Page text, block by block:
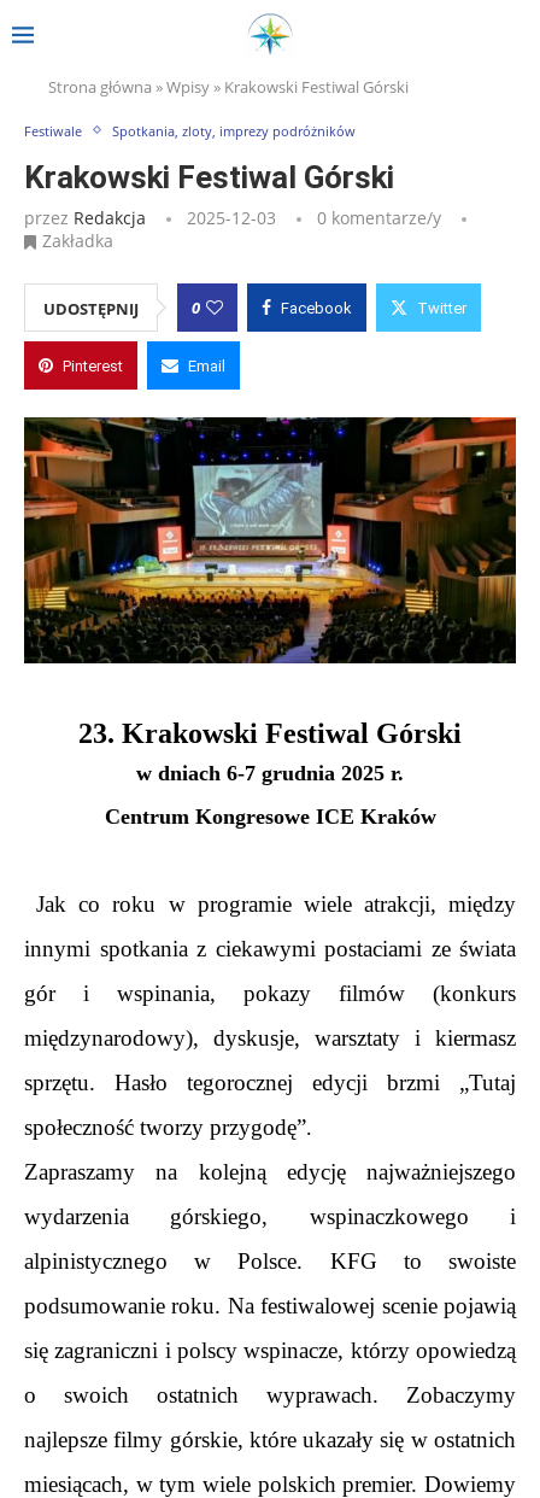
Strona główna »Wpisy» Krakowski Festiwal Górski
Festiwale Spotkania, zloty, imprezy podróżników
Krakowski Festiwal Górski
przez Redakcja 2025-12-03
0 komentarze/y
Zakładka
UDOSTĘPNIJ 0 Facebook Twitter
Pinterest Email
23. Krakowski Festiwal Górski
w dniach 6-7 grudnia 2025 r.
Centrum Kongresowe ICE Kraków
Jak co roku w programie wiele atrakcji, między
innymi spotkania z ciekawymi postaciami ze świata
gór i wspinania, pokazy filmów (konkurs
międzynarodowy), dyskusje, warsztaty i kiermasz
sprzętu. Hasło tegorocznej edycji brzmi „Tutaj
społeczność tworzy przygodę”.
Zapraszamy na kolejną edycję najważniejszego
wydarzenia górskiego, wspinaczkowego i
alpinistycznego w Polsce. KFG to swoiste
podsumowanie roku. Na festiwalowej scenie pojawią
się zagraniczni i polscy wspinacze, którzy opowiedzą
o swoich ostatnich wyprawach. Zobaczymy
najlepsze filmy górskie, które ukazały się w ostatnich
miesiącach, w tym wiele polskich premier. Dowiemy